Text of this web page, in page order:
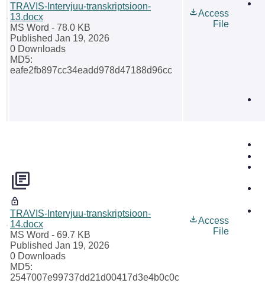
TRAVIS-Intervjuu-transkriptsioon-
13.docx
MS Word - 78.0 KB
Published Jan 19, 2026
0 Downloads
MD5:
eafe2fb897cc34eadd978d47188d96cc
Access
File
TRAVIS-Intervjuu-transkriptsioon-
14.docx
MS Word - 69.7 KB
Published Jan 19, 2026
0 Downloads
MD5:
2547007e99737dd21d00417d3e4b0c0c
Access
File